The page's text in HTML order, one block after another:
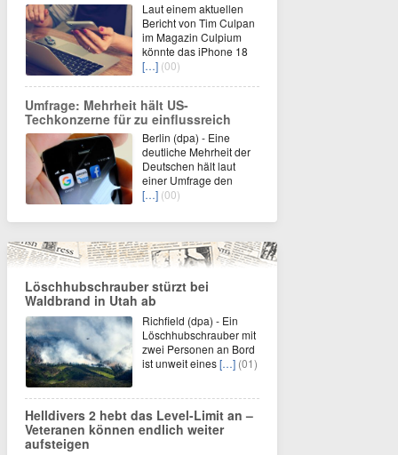
Laut einem aktuellen
Bericht von Tim Culpan
im Magazin Culpium
könnte das iPhone 18
[…] (00)
Umfrage: Mehrheit hält US-
Techkonzerne für zu einflussreich
Berlin (dpa) - Eine
deutliche Mehrheit der
Deutschen hält laut
einer Umfrage den
[…] (00)
Löschhubschrauber stürzt bei
Waldbrand in Utah ab
Richfield (dpa) - Ein
Löschhubschrauber mit
zwei Personen an Bord
ist unweit eines[…] (01)
Helldivers 2 hebt das Level-Limit an –
Veteranen können endlich weiter
aufsteigen